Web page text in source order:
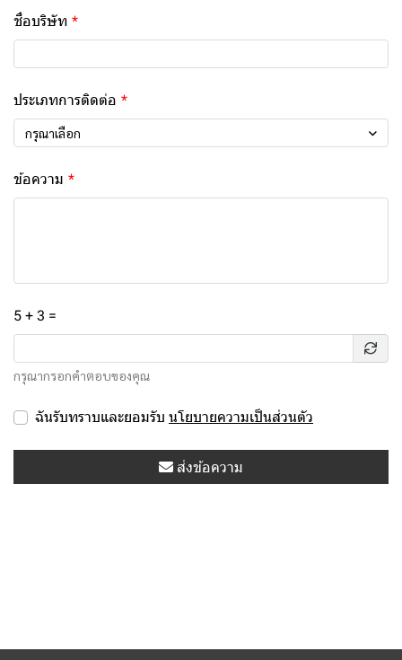
ชื่อบริษัท
ประเภทการติดต่อ
กรุณาเลือก
ข้อความ
5 + 3 =
กรุณากรอกคำตอบของคุณ
ฉันรับทราบและยอมรับ นโยบายความเป็นส่วนตัว
ส่งข้อความ